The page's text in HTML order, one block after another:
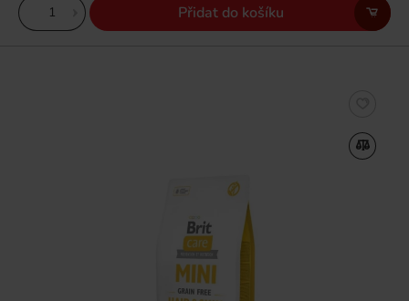
Přidat do košíku